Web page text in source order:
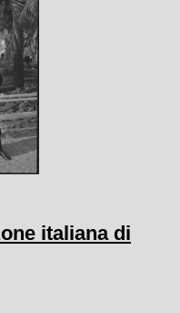
italiana di